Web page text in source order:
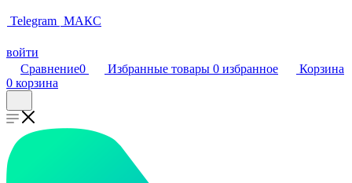
Telegram МАКС
войти
Сравнение0 Избранные товары 0 избранное
Корзина
0 корзина